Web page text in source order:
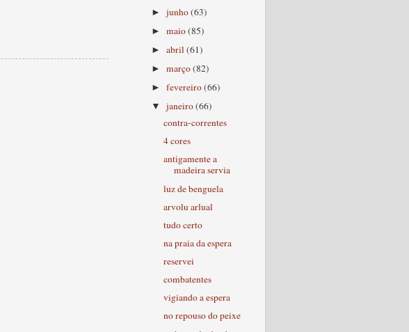
►junho(63)
►maio(85)
►abril(61)
►março(82)
►fevereiro(66)
▼janeiro(66)
contra-correntes
4 cores
antigamente a
madeira servia
luz de benguela
arvolu arlual
tudo certo
na praia da espera
reservei
combatentes
vigiando a espera
no repouso do peixe